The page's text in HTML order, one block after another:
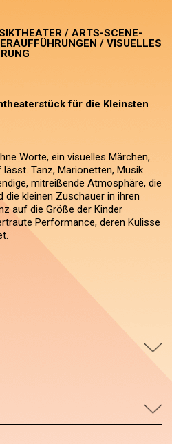
/ ARTS-SCENE-
/ VISUELLES
für die Kleinsten
Worte, ein visuelles Märchen,
Tanz, Marionetten, Musik
mitreißende Atmosphäre, die
die kleinen Zuschauer in ihren
auf die Größe der Kinder
Performance, deren Kulisse